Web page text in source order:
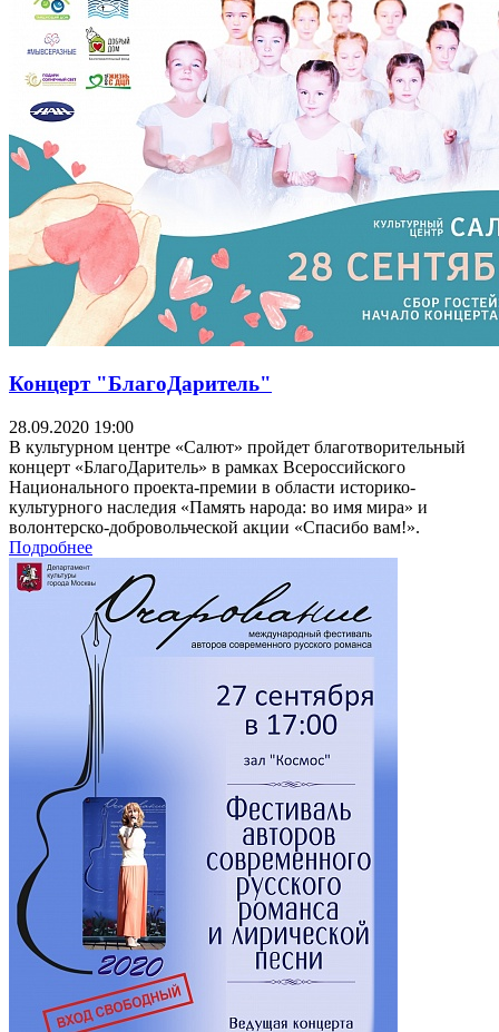
Концерт "БлагоДаритель"
28.09.2020 19:00
В культурном центре «Салют» пройдет благотворительный
концерт «БлагоДаритель» в рамках Всероссийского
Национального проекта-премии в области историко-
культурного наследия «Память народа: во имя мира» и
волонтерско-добровольческой акции «Спасибо вам!».
Подробнее